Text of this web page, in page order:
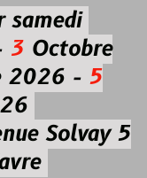
3Octobre
2026 - 5
Solvay 5